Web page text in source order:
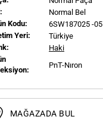
Normal Bel
Kodu:
6SW187025 -05
Yeri:
Türkiye
Haki
PnT-Nıron
MAĞAZADA BUL